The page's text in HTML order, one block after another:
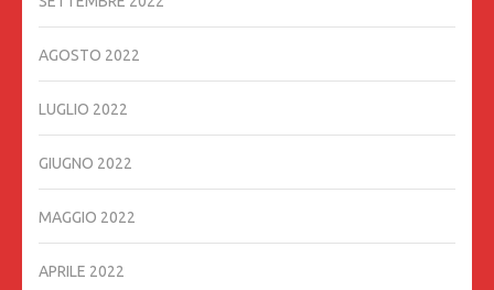
AGOSTO 2022
LUGLIO 2022
GIUGNO 2022
MAGGIO 2022
APRILE 2022